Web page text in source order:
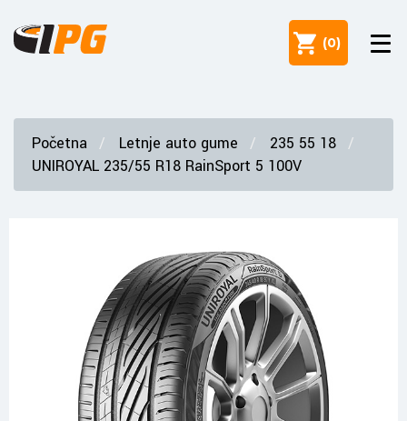
(0)
Početna Letnje auto gume
235 55 18
UNIROYAL 235/55 R18 RainSport 5 100V